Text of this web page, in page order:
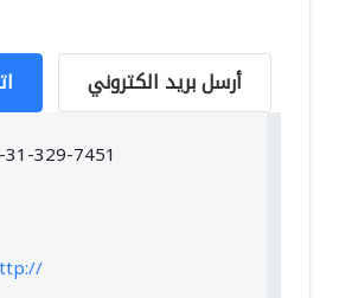
أرسل بريد الكتروني
329-7451